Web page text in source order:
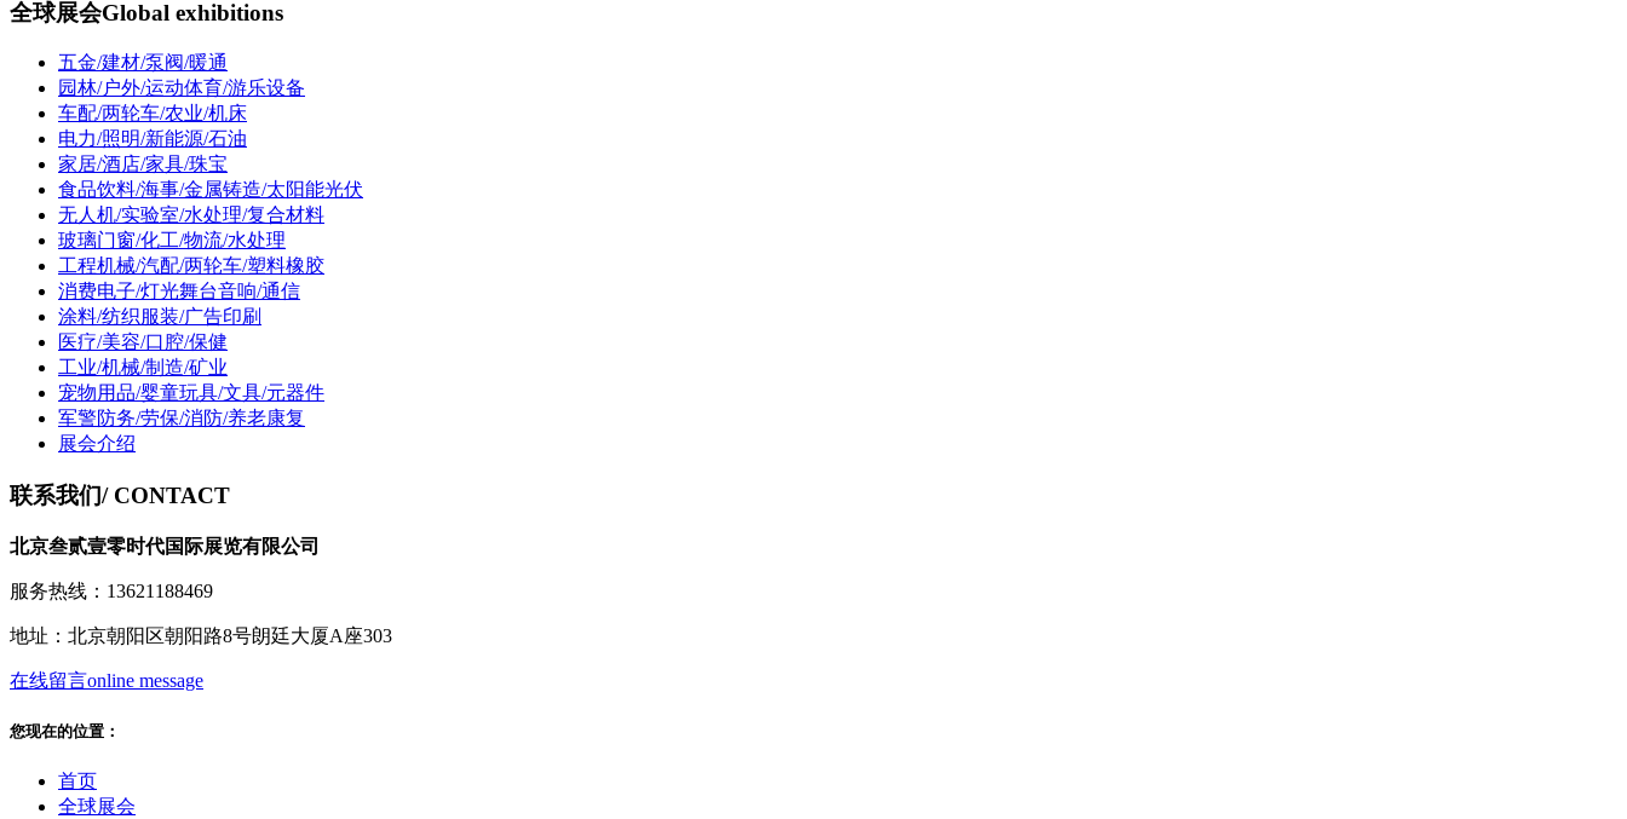
全球展会Global exhibitions
五金/建材/泵阀/暖通
园林/户外/运动体育/游乐设备
车配/两轮车/农业/机床
电力/照明/新能源/石油
家居/酒店/家具/珠宝
食品饮料/海事/金属铸造/太阳能光伏
无人机/实验室/水处理/复合材料
玻璃门窗/化工/物流/水处理
工程机械/汽配/两轮车/塑料橡胶
消费电子/灯光舞台音响/通信
涂料/纺织服装/广告印刷
医疗/美容/口腔/保健
工业/机械/制造/矿业
宠物用品/婴童玩具/文具/元器件
军警防务/劳保/消防/养老康复
展会介绍
联系我们/ CONTACT
北京叁贰壹零时代国际展览有限公司
服务热线：13621188469
地址：北京朝阳区朝阳路8号朗廷大厦A座303
在线留言online message
您现在的位置：
首页
全球展会